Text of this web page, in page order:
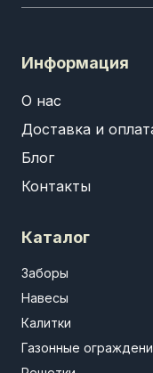
Информация
О нас
Доставка и
Блог
Контакты
Каталог
Заборы
Навесы
Калитки
Газонные